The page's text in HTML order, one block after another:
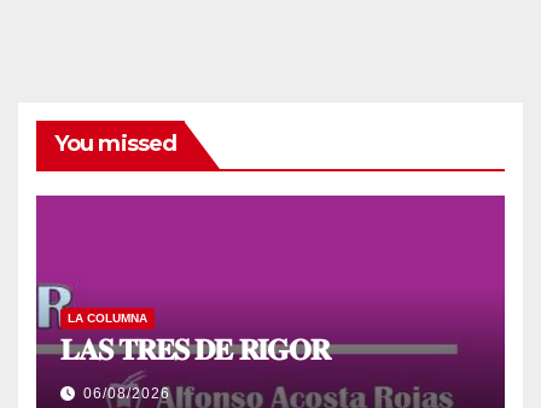
You missed
LA COLUMNA
𝐋𝐀𝐒 𝐓𝐑𝐄𝐒 𝐃𝐄 𝐑𝐈𝐆𝐎𝐑
06/08/2026